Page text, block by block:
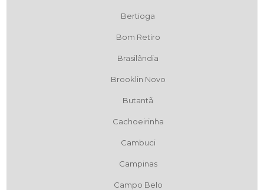
Bertioga
Bom Retiro
Brasilândia
Brooklin Novo
Butantã
Cachoeirinha
Cambuci
Campinas
Campo Belo